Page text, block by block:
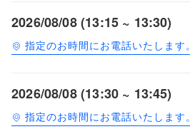
2026/08/08 (13:15 ~ 13:30)
指定のお時間にお電話いたします。
2026/08/08 (13:30 ~ 13:45)
指定のお時間にお電話いたします。